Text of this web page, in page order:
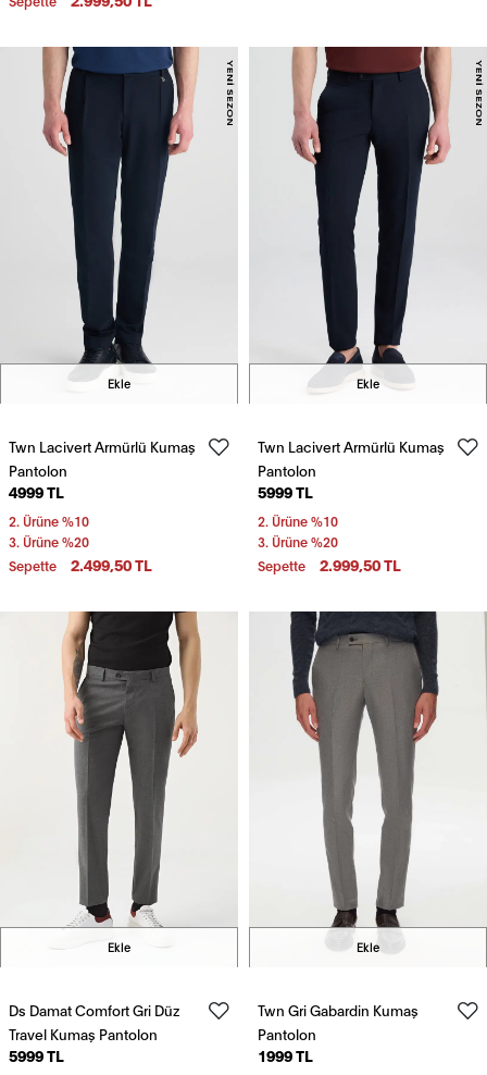
Ekle
Twn Lacivert Armürlü Kumaş
Pantolon
4999 TL
2. Ürüne %10
3. Ürüne %20
Sepette
2.499,50 TL
Ekle
Twn Lacivert Armürlü Kumaş
Pantolon
5999 TL
2. Ürüne %10
3. Ürüne %20
Sepette
2.999,50 TL
Ekle
Ds Damat Comfort Gri Düz
Travel Kumaş Pantolon
5999 TL
Ekle
Twn Gri Gabardin Kumaş
Pantolon
1999 TL